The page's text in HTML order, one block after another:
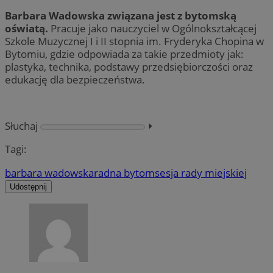
Barbara Wadowska związana jest z bytomską
oświatą. Pracuje jako nauczyciel w Ogólnokształcącej
Szkole Muzycznej I i II stopnia im. Fryderyka Chopina w
Bytomiu, gdzie odpowiada za takie przedmioty jak:
plastyka, technika, podstawy przedsiębiorczości oraz
edukację dla bezpieczeństwa.
Słuchaj
⏵︎
Tagi:
barbara wadowskaradna bytomsesja rady miejskiej
Udostępnij